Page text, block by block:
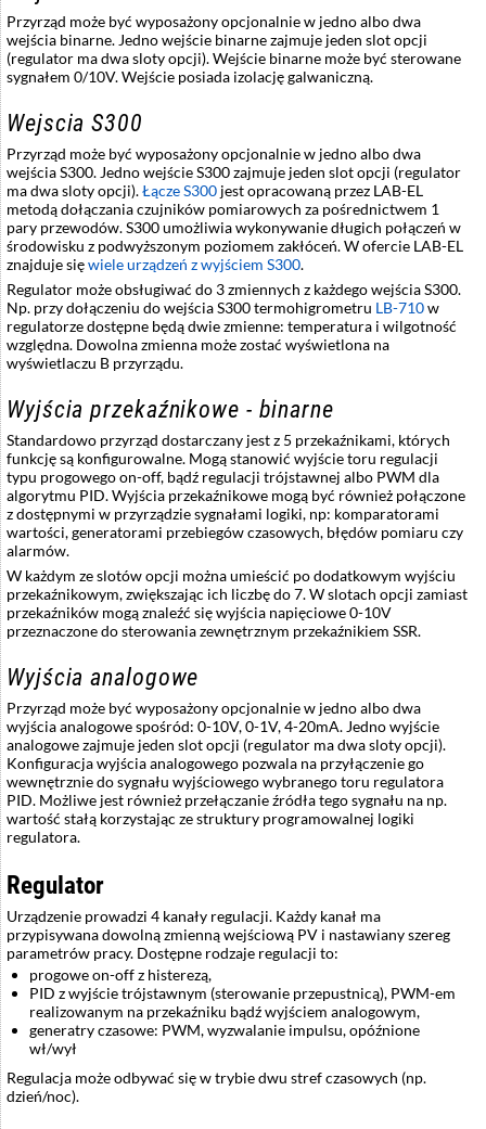
Przyrząd może być wyposażony opcjonalnie w jedno albo dwa
wejścia binarne. Jedno wejście binarne zajmuje jeden slot opcji
(regulator ma dwa sloty opcji). Wejście binarne może być sterowane
sygnałem 0/10V. Wejście posiada izolację galwaniczną.
Wejscia S300
Przyrząd może być wyposażony opcjonalnie w jedno albo dwa
wejścia S300. Jedno wejście S300 zajmuje jeden slot opcji (regulator
ma dwa sloty opcji).Łącze S300 jest opracowaną przez LAB-EL
metodą dołączania czujników pomiarowych za pośrednictwem 1
pary przewodów. S300 umożliwia wykonywanie długich połączeń w
środowisku z podwyższonym poziomem zakłóceń. W ofercie LAB-EL
znajduje sięwiele urządzeń z wyjściem S300.
Regulator może obsługiwać do 3 zmiennych z każdego wejścia S300.
Np. przy dołączeniu do wejścia S300 termohigrometru LB-710w
regulatorze dostępne będą dwie zmienne: temperatura i wilgotność
względna. Dowolna zmienna może zostać wyświetlona na
wyświetlaczu B przyrządu.
Wyjścia przekaźnikowe - binarne
Standardowo przyrząd dostarczany jest z 5 przekaźnikami, których
funkcję są konfigurowalne. Mogą stanowić wyjście toru regulacji
typu progowego on-off, bądź regulacji trójstawnej albo PWM dla
algorytmu PID. Wyjścia przekaźnikowe mogą być również połączone
z dostępnymi w przyrządzie sygnałami logiki, np: komparatorami
wartości, generatorami przebiegów czasowych, błędów pomiaru czy
alarmów.
W każdym ze slotów opcji można umieścić po dodatkowym wyjściu
przekaźnikowym, zwiększając ich liczbę do 7. W slotach opcji zamiast
przekaźników mogą znaleźć się wyjścia napięciowe 0-10V
przeznaczone do sterowania zewnętrznym przekaźnikiem SSR.
Wyjścia analogowe
Przyrząd może być wyposażony opcjonalnie w jedno albo dwa
wyjścia analogowe spośród: 0-10V, 0-1V, 4-20mA. Jedno wyjście
analogowe zajmuje jeden slot opcji (regulator ma dwa sloty opcji).
Konfiguracja wyjścia analogowego pozwala na przyłączenie go
wewnętrznie do sygnału wyjściowego wybranego toru regulatora
PID. Możliwe jest również przełączanie źródła tego sygnału na np.
wartość stałą korzystając ze struktury programowalnej logiki
regulatora.
Regulator
Urządzenie prowadzi 4 kanały regulacji. Każdy kanał ma
przypisywana dowolną zmienną wejściową PV i nastawiany szereg
parametrów pracy. Dostępne rodzaje regulacji to:
progowe on-off z histerezą,
PID z wyjście trójstawnym (sterowanie przepustnicą), PWM-em
realizowanym na przekaźniku bądź wyjściem analogowym,
generatry czasowe: PWM, wyzwalanie impulsu, opóźnione
wł/wył
Regulacja może odbywać się w trybie dwu stref czasowych (np.
dzień/noc).